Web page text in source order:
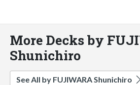
More Decks by
Shunichiro
See All by FUJIWARA Shunichiro